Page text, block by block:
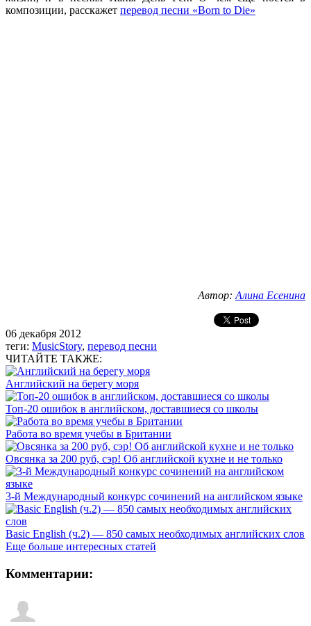
композиции, расскажет перевод песни «Born to Die»
Автор: Алина Есенина
06 декабря 2012
теги: MusicStory, перевод песни
ЧИТАЙТЕ ТАКЖЕ:
Английский на берегу моря
Топ-20 ошибок в английском, доставшиеся со школы
Работа во время учебы в Британии
Овсянка за 200 руб, сэр! Об английской кухне и не только
3-й Международный конкурс сочинений на английском языке
Basic English (ч.2) — 850 самых необходимых английских слов
Еще больше интересных статей
Комментарии: